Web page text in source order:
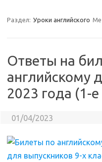
Раздел: Уроки английского
Ответы на
английскому
2023 года (1-
01/04/2023